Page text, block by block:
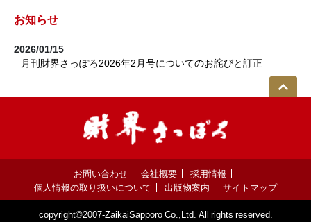
お知らせ
2026/01/15
月刊財界さっぽろ2026年2月号についてのお詫びと訂正
お問い合わせ 会社概要
採用情報
個人情報の取り扱いについて
出版物案内 サイトマップ
copyright©2007-ZaikaiSapporo Co.,Ltd. All rights reserved.